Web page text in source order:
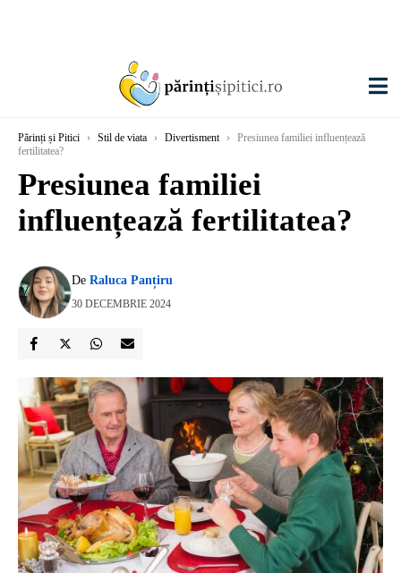
Părinți și Pitici › Stil de viata › Divertisment ›
Presiunea familiei influențează
fertilitatea?
Presiunea familiei
influențează fertilitatea?
De Raluca Panțiru
30 DECEMBRIE 2024